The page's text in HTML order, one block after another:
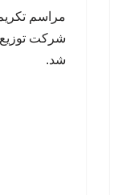
مراسم
شرکت توزیع
شد.